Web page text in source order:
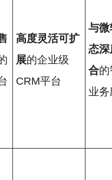
高度灵活可扩
展的企业级
CRM平台
与
态
合
业